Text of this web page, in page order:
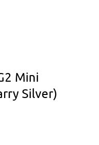
Mini
Silver)